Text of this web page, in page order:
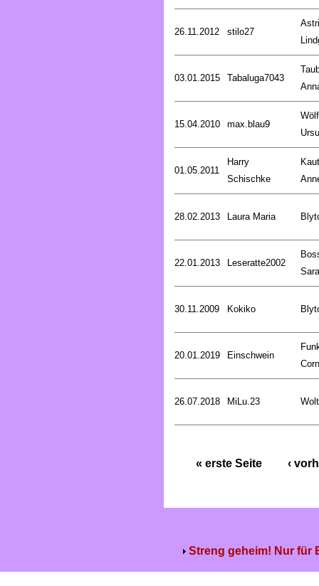
26.11.2012 stilo27
03.01.2015 Tabaluga7043
15.04.2010 max.blau9
01.05.2011
Harry
Schischke
28.02.2013 Laura Maria
22.01.2013 Leseratte2002
30.11.2009 Kokiko
20.01.2019 Einschwein
26.07.2018 MiLu.23
« erste Seite ‹
Streng geheim! Nur für